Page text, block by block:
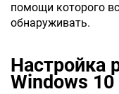
помощи которого
обнаруживать.
Настройка
Windows 10